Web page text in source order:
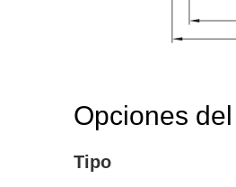
verla en el área de visualización
Opciones
Tipo